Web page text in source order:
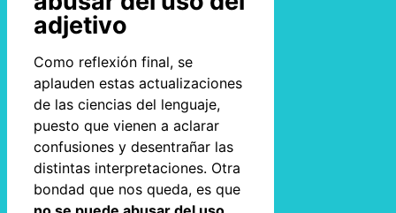
adjetivo
Como reflexión final, se
aplauden estas actualizaciones
de las ciencias del lenguaje,
puesto que vienen a aclarar
confusiones y desentrañar las
distintas interpretaciones. Otra
bondad que nos queda, es que